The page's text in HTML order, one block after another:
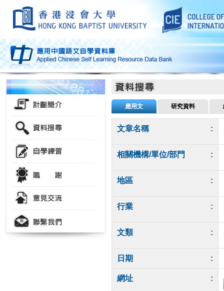
應用文 研究資料
文章名稱 :
相關機構/單位/部門 :
地區 :
行業 :
文類 :
日期 :
網址 :